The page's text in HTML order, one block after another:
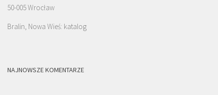
50-005 Wrocław
Bralin, Nowa Wieś: katalog
NAJNOWSZE KOMENTARZE